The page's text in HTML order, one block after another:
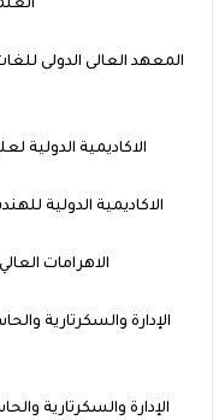
المعهد العالى الدولى
الاكاديمية الدولية
الاكاديمية الدولية
الاهرامات العالي
الإدارة والسكرتارية
الإدارة والسكرتارية